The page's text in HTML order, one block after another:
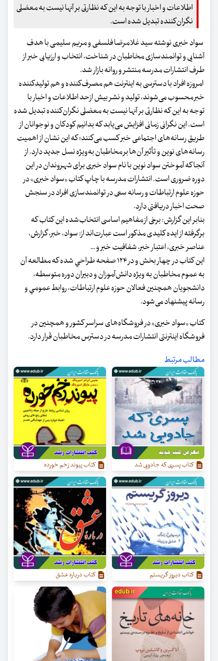
اطلاعات و اخبار با توجه به این که نظارتی بر آنها نیست به معضلی
نگران‌کننده تبدیل‌ شده است.
سواد خبری نوشته سید غلامرضا فلسفی و مریم سلیمی با هدف
آشنایی و توانمند‌سازی مخاطبان در شناخت، انتخاب و ارزیابی خبر از
طرف انتشارات مدرسه منتشر و روانه بازار شد.
امروزه افراد با دسترسی به اینترنت هم مصرف‌کننده و هم تولیدکننده
خبر محسوب می‌شوند، تولید و نشر بیش‌ ازحد اطلاعات و اخبار با
توجه به این که نظارتی بر آنها نیست به معضلی نگران‌کننده تبدیل‌ شده
است. این نگرانی زمانی افزایش می‌یابد که بدانیم کودکان و نوجوانان از
طریق رسانه‌های اجتماعی خبر کسب می‌کنند؛ که این نشان از اهمیت
رسانه‌های نوین و تأثیر آن‌ها بر مخاطبان به‌ویژه نسل جدید دارد. از
آنجا که آموختن سواد نوین با نام سواد خبری برای شهروندان در این
دوره ضروری است. انتشارات مدرسه با چاپ کتاب «سواد خبری» در
حوزه علوم ارتباطات و رسانه سعی در توانمندسازی افراد در سنجش
صحت اخبار دریافتی دارد.
بنابر این گزارش: برخی از مفاهیم اساسی انتخاب‌شده این کتاب که
برگرفته از ایده کلیدی مذکور است عبارت‌اند از: سواد، خبر، گزارش،
عناصر خبری، اعتبار خبر، شفافیت خبر و …
اين كتاب در چهار بخش و در ۱۲۴ صفحه طراحي شده که مطالعه آن
به عموم مخاطبان به ويژه دانش‌آموزان و دبيران دوره متوسطه،
دانشجویان همچنین فعالان حوزه علوم ارتباطات، روابط عمومي و
رسانه پیشنهاد می‌شود.
کتاب «سواد خبری» در فروشگاه‌های سراسر کشور و همچنین در
فروشگاه اینترنتی انتشارات مدرسه در دسترس مخاطبان قرار دارد.
مطالب مرتبط
کتاب پسری که جادویی شد کتاب پیوند زخم خورده
کتاب دیروز گریستم کتاب درباره عشق